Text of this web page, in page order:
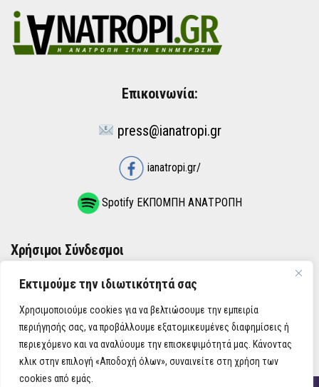
Εκτιμούμε την ιδιωτικότητά σας
Χρησιμοποιούμε cookies για να βελτιώσουμε την εμπειρία
περιήγησής σας, να προβάλλουμε εξατομικευμένες διαφημίσεις ή
περιεχόμενο και να αναλύουμε την επισκεψιμότητά μας. Κάνοντας
κλικ στην επιλογή «Αποδοχή όλων», συναινείτε στη χρήση των
cookies από εμάς.
Επικοινωνία:
press@ianatropi.gr
ianatropi.gr/
Spotify ΕΚΠΟΜΠΗ ΑΝΑΤΡΟΠΗ
Χρήσιμοι Σύνδεσμοι
ΌΡΟΙ ΧΡΉΣΗΣ
ΠΟΛΙΤΙΚΉ ΑΠΟΡΡΉΤΟΥ